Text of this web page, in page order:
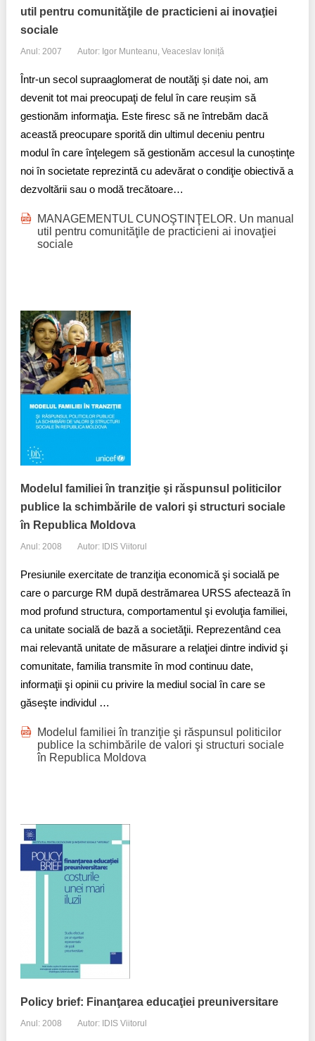
util pentru comunităţile de practicieni ai inovaţiei
sociale
Anul: 2007 Autor: Igor Munteanu, Veaceslav Ioniță
Într-un secol supraaglomerat de noutăţi și date noi, am
devenit tot mai preocupaţi de felul în care reușim să
gestionăm informaţia. Este firesc să ne întrebăm dacă
această preocupare sporită din ultimul deceniu pentru
modul în care înţelegem să gestionăm accesul la cunoștinţe
noi în societate reprezintă cu adevărat o condiţie obiectivă a
dezvoltării sau o modă trecătoare…
MANAGEMENTUL CUNOŞTINŢELOR. Un manual
util pentru comunităţile de practicieni ai inovaţiei
sociale
Modelul familiei în tranziţie şi răspunsul politicilor
publice la schimbările de valori şi structuri sociale
în Republica Moldova
Anul: 2008 Autor: IDIS Viitorul
Presiunile exercitate de tranziţia economică şi socială pe
care o parcurge RM după destrămarea URSS afectează în
mod profund structura, comportamentul şi evoluţia familiei,
ca unitate socială de bază a societăţii. Reprezentând cea
mai relevantă unitate de măsurare a relaţiei dintre individ şi
comunitate, familia transmite în mod continuu date,
informaţii şi opinii cu privire la mediul social în care se
găseşte individul …
Modelul familiei în tranziţie şi răspunsul politicilor
publice la schimbările de valori şi structuri sociale
în Republica Moldova
Policy brief: Finanţarea educaţiei preuniversitare
Anul: 2008 Autor: IDIS Viitorul